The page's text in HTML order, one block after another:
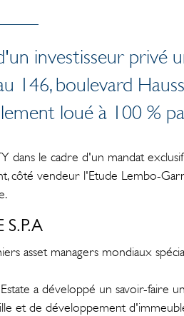
investisseur privé
146, boulevard
loué à 100 %
dans le cadre d'un mandat
côté vendeur l'Etude Lembo-
S.P.A
asset managers mondiaux
a développé un savoir-faire
et de développement